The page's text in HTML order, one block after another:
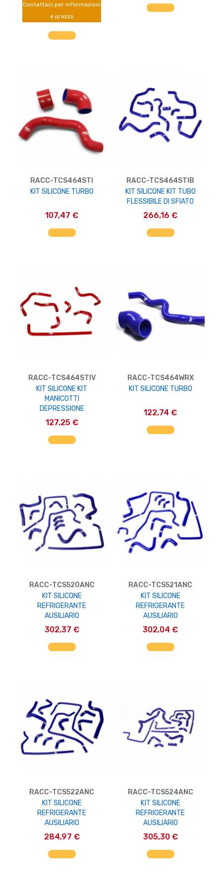
Contattaci per informazioni
e prezzo
AGGIUNGI AL CARRELLO
RACC-TCS464STI
KIT SILICONE TURBO
107,47 €
AGGIUNGI AL CARRELLO
RACC-TCS464STIB
KIT SILICONE KIT TUBO
FLESSIBILE DI SFIATO
266,16 €
AGGIUNGI AL CARRELLO
RACC-TCS464STIV
KIT SILICONE KIT
MANICOTTI
DEPRESSIONE
127,25 €
AGGIUNGI AL CARRELLO
RACC-TCS464WRX
KIT SILICONE TURBO
122,74 €
AGGIUNGI AL CARRELLO
RACC-TCS520ANC
KIT SILICONE
REFRIGERANTE
AUSILIARIO
302,37 €
AGGIUNGI AL CARRELLO
RACC-TCS521ANC
KIT SILICONE
REFRIGERANTE
AUSILIARIO
302,04 €
AGGIUNGI AL CARRELLO
RACC-TCS522ANC
KIT SILICONE
REFRIGERANTE
AUSILIARIO
284,97 €
AGGIUNGI AL CARRELLO
RACC-TCS524ANC
KIT SILICONE
REFRIGERANTE
AUSILIARIO
305,30 €
AGGIUNGI AL CARRELLO